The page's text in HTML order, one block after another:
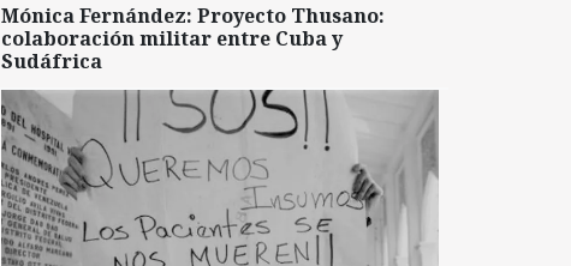
Mónica Fernández: Proyecto Thusano:
colaboración militar entre Cuba y
Sudáfrica